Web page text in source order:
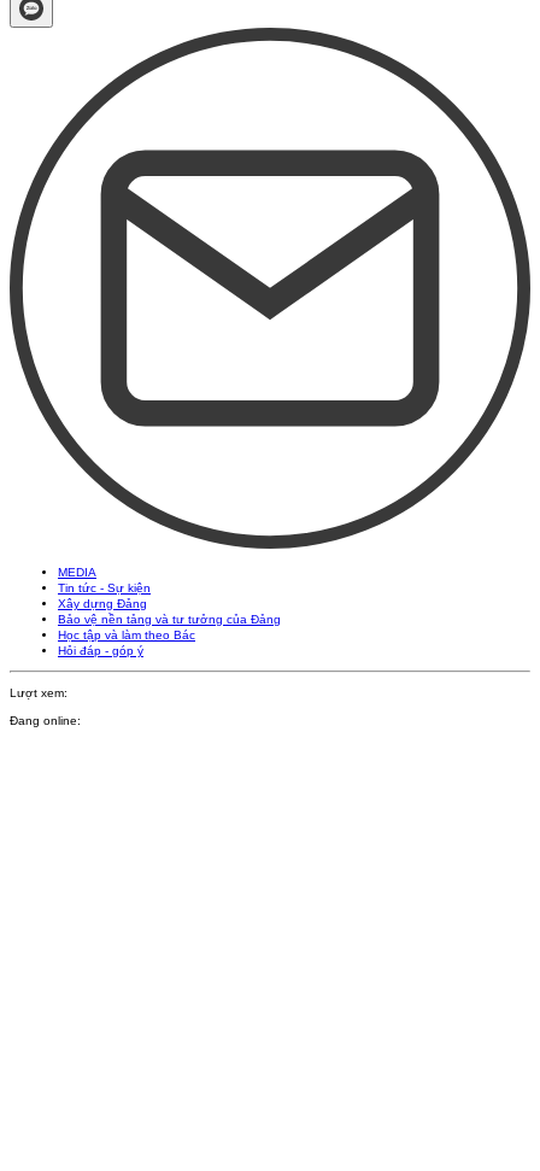
MEDIA
Tin tức - Sự kiện
Xây dựng Đảng
Bảo vệ nền tảng và tư tưởng của Đảng
Học tập và làm theo Bác
Hỏi đáp - góp ý
Lượt xem:
Đang online: